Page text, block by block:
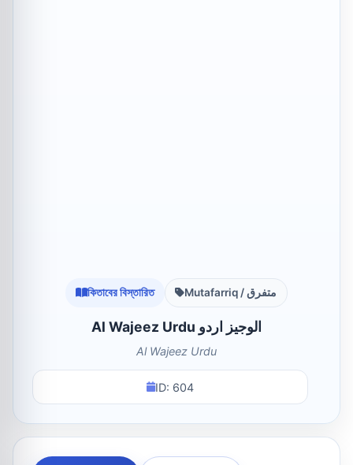
কিতাবের বিস্তারিত Mutafarriq / متفرق
Al Wajeez Urdu الوجیز اردو
Al Wajeez Urdu
ID: 604